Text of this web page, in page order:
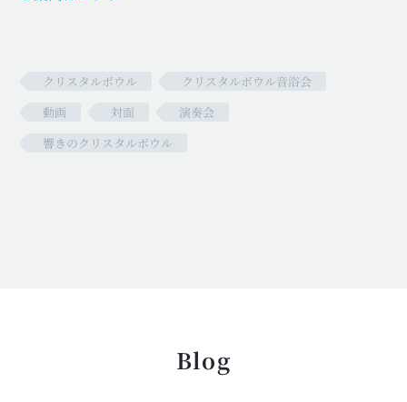
クリスタルボウル
クリスタルボウル音浴会
動画
対面
演奏会
響きのクリスタルボウル
Blog